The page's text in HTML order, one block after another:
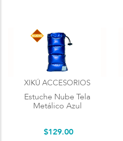
XIKÚ ACCESORIOS
Estuche Nube Tela
Metálico Azul
$129.00